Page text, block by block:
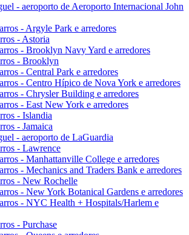
- aeroporto de Aeroporto Internacional John
- Argyle Park e arredores
- Astoria
- Brooklyn Navy Yard e arredores
- Brooklyn
- Central Park e arredores
- Centro Hípico de Nova York e arredores
- Chrysler Building e arredores
- East New York e arredores
- Islandia
- Jamaica
- aeroporto de LaGuardia
- Lawrence
- Manhattanville College e arredores
- Mechanics and Traders Bank e arredores
- New Rochelle
- New York Botanical Gardens e arredores
- NYC Health + Hospitals/Harlem e
- Purchase